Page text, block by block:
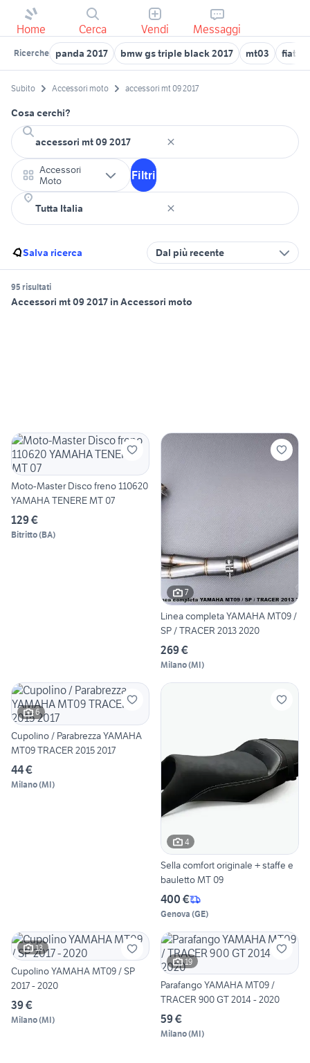
Home Cerca Vendi Messaggi
Ricerche panda 2017 bmw gs triple black 2017 mt03 fiat
Subito Accessori moto accessori mt 09 2017
Cosa cerchi?
Accessori
Moto
Filtri
Salva ricerca Dal più recente
95 risultati
Accessori mt 09 2017 in Accessori moto
Moto-Master Disco freno 110620
YAMAHA TENERE MT 07
129 €
Bitritto(BA)
7
Linea completa YAMAHA MT09 /
SP / TRACER 2013 2020
269 €
Milano(MI)
6
Cupolino / Parabrezza YAMAHA
MT09 TRACER 2015 2017
44 €
Milano(MI)
4
Sella comfort originale + staffe e
bauletto MT 09
400 €
Genova (GE)
13
Cupolino YAMAHA MT09 / SP
2017 - 2020
39 €
Milano(MI)
19
Parafango YAMAHA MT09 /
TRACER 900 GT 2014 - 2020
59 €
Milano(MI)